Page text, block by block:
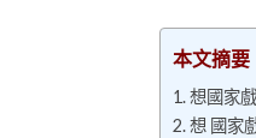
本文摘要
想國家
想 國家